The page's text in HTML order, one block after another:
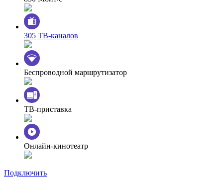
305 ТВ-каналов
Беспроводной маршрутизатор
ТВ-приставка
Онлайн-кинотеатр
Подключить